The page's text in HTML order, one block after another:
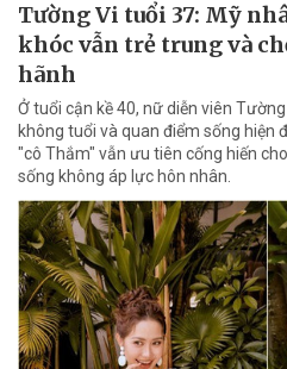
Tường Vi tuổi 37: Mỹ
khóc vẫn trẻ trung và
hãnh
Ở tuổi cận kề 40, nữ diễn viên
không tuổi và quan điểm sống hiện
"cô Thắm" vẫn ưu tiên cống hiến
sống không áp lực hôn nhân.